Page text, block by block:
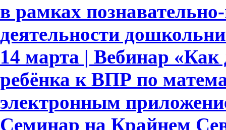
в рамках
деятельности
14 марта | Вебинар «Как
ребёнка к ВПР по
электронным
Семинар на Крайнем